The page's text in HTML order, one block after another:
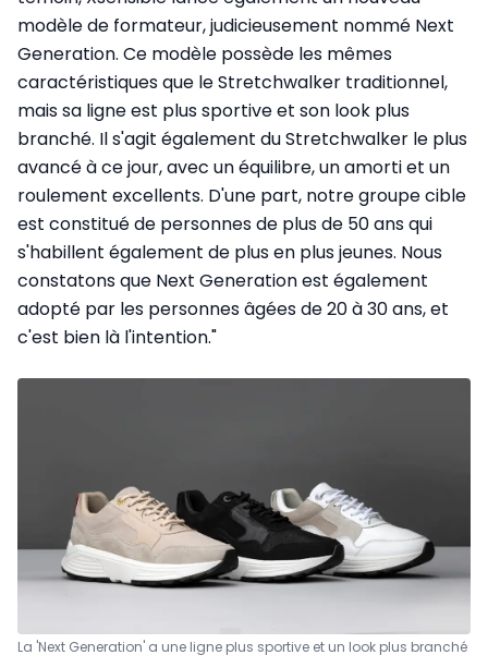
modèle de formateur, judicieusement nommé Next
Generation. Ce modèle possède les mêmes
caractéristiques que le Stretchwalker traditionnel,
mais sa ligne est plus sportive et son look plus
branché. Il s'agit également du Stretchwalker le plus
avancé à ce jour, avec un équilibre, un amorti et un
roulement excellents. D'une part, notre groupe cible
est constitué de personnes de plus de 50 ans qui
s'habillent également de plus en plus jeunes. Nous
constatons que Next Generation est également
adopté par les personnes âgées de 20 à 30 ans, et
c'est bien là l'intention."
La 'Next Generation' a une ligne plus sportive et un look plus branché